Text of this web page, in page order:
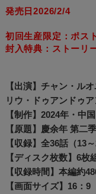
発売日2026/2/4
初回生産限定：ポス
封入特典：ストーリ
【出演】チャン・ル
リウ・ドゥアンドゥ
【制作】2024年・中国
【原題】慶余年 第二
【収録】全36話（13～
【ディスク枚数】6枚
【収録時間】本編約
【画面サイズ】16：9